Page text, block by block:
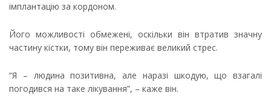
імплантацію за кордоном.
Його можливості обмежені, оскільки він втратив значну
частину кістки, тому він переживає великий стрес.
“Я – людина позитивна, але наразі шкодую, що взагалі
погодився на таке лікування”, – каже він.